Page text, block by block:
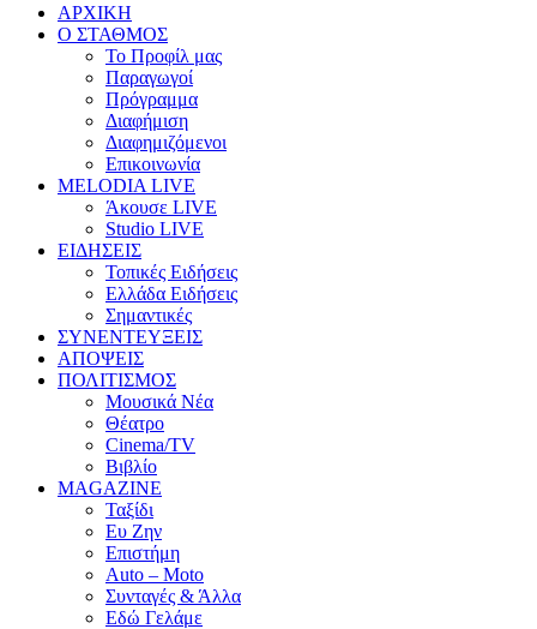
ΑΡΧΙΚΗ
Ο ΣΤΑΘΜΟΣ
Το Προφίλ μας
Παραγωγοί
Πρόγραμμα
Διαφήμιση
Διαφημιζόμενοι
Επικοινωνία
MELODIA LIVE
Άκουσε LIVE
Studio LIVE
ΕΙΔΗΣΕΙΣ
Τοπικές Ειδήσεις
Ελλάδα Ειδήσεις
Σημαντικές
ΣΥΝΕΝΤΕΥΞΕΙΣ
ΑΠΟΨΕΙΣ
ΠΟΛΙΤΙΣΜΟΣ
Μουσικά Νέα
Θέατρο
Cinema/TV
Βιβλίο
MAGAZINE
Ταξίδι
Ευ Ζην
Επιστήμη
Auto – Moto
Συνταγές & Άλλα
Εδώ Γελάμε